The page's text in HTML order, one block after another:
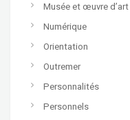
Musée et œuvre d’art
Numérique
Orientation
Outremer
Personnalités
Personnels